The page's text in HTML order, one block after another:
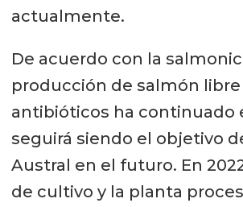
actualmente.
De acuerdo con la
producción de salmón libre
antibióticos ha continuado
seguirá siendo el objetivo
Austral en el futuro. En
de cultivo y la planta